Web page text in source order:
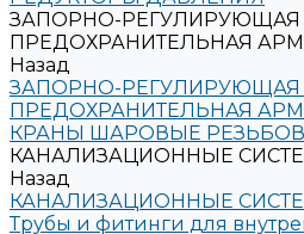
ЗАПОРНО-РЕГУЛИРУЮЩАЯ
ПРЕДОХРАНИТЕЛЬНАЯ
Назад
ЗАПОРНО-РЕГУЛИРУЮЩАЯ
ПРЕДОХРАНИТЕЛЬНАЯ
КРАНЫ ШАРОВЫЕ
КАНАЛИЗАЦИОННЫЕ
Назад
КАНАЛИЗАЦИОННЫЕ
Трубы и фитинги для